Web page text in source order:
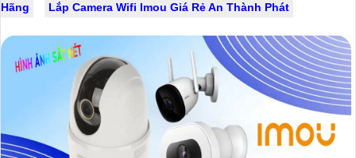
Hãng
Lắp Camera Wifi Imou Giá Rẻ An Thành Phát